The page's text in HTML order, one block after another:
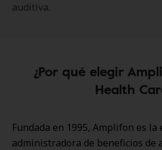
auditiva.
¿Por qué elegir
Health
Fundada en 1995, Amplifon es la
administradora de beneficios de